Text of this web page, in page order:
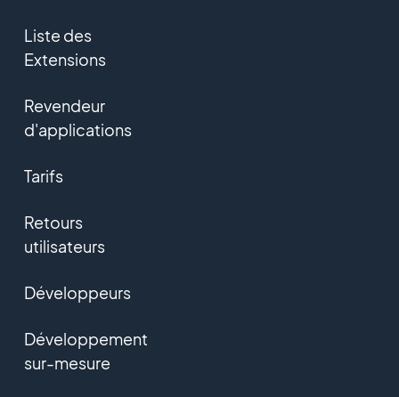
Liste des
Extensions
Revendeur
d'applications
Tarifs
Retours
utilisateurs
Développeurs
Développement
sur-mesure